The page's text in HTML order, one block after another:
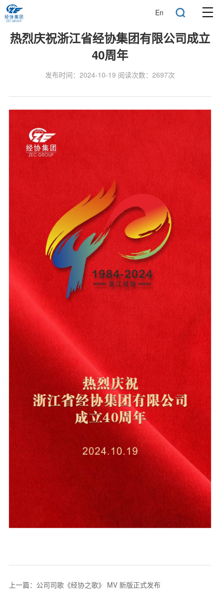
En
热烈庆祝浙江省经协集团有限公司成立
40周年
发布时间：2024-10-19 阅读次数：2697次
上一篇：公司司歌《经协之歌》 MV 新版正式发布